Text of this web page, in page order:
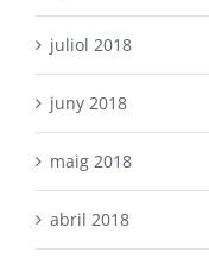
juliol 2018
juny 2018
maig 2018
abril 2018